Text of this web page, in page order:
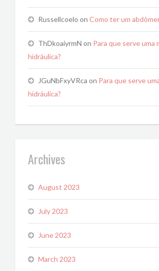
Russellcoelo on Como ter um
ThDkoaiyrmN on Para que serve uma
hidráulica?
JGuNbFxyVRca on Para que serve
hidráulica?
Archives
August 2023
July 2023
June 2023
March 2023